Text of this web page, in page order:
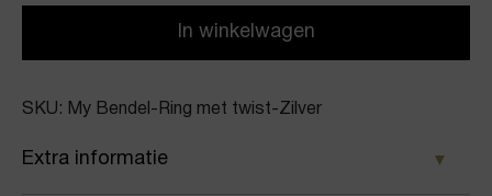
In winkelwagen
SKU: My Bendel-Ring met twist-Zilver
Extra informatie